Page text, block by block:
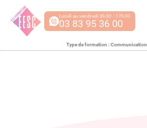
Lundi au vendredi 8h30 - 17h30
03 83 95 36 00
Type de formation : Communication